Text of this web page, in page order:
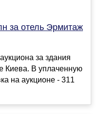
за отель Эрмитаж
за здания
Киева. В уплаченную
на аукционе - 311